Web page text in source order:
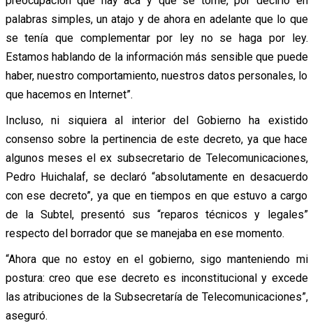
palabras simples, un atajo y de ahora en adelante que lo que
se tenía que complementar por ley no se haga por ley.
Estamos hablando de la información más sensible que puede
haber, nuestro comportamiento, nuestros datos personales, lo
que hacemos en Internet”.
Incluso, ni siquiera al interior del Gobierno ha existido
consenso sobre la pertinencia de este decreto, ya que hace
algunos meses el ex subsecretario de Telecomunicaciones,
Pedro Huichalaf, se declaró “absolutamente en desacuerdo
con ese decreto”, ya que en tiempos en que estuvo a cargo
de la Subtel, presentó sus “reparos técnicos y legales”
respecto del borrador que se manejaba en ese momento.
“Ahora que no estoy en el gobierno, sigo manteniendo mi
postura: creo que ese decreto es inconstitucional y excede
las atribuciones de la Subsecretaría de Telecomunicaciones”,
aseguró.